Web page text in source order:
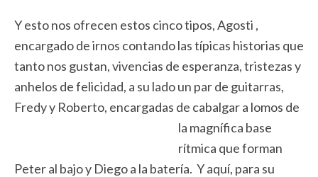
Y esto nos ofrecen estos cinco tipos, Agosti ,
encargado de irnos contando las típicas historias que
tanto nos gustan, vivencias de esperanza, tristezas y
anhelos de felicidad, a su lado un par de guitarras,
Fredy y Roberto, encargadas de cabalgar a lomos de
la magnífica base
rítmica que forman
Peter al bajo y Diego a la batería. Y aquí, para su